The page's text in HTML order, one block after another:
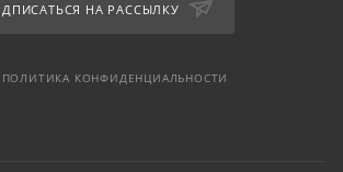
НА РАССЫЛКУ
ПОЛИТИКА КОНФИДЕНЦИАЛЬНОСТИ